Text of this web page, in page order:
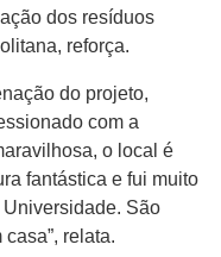
dos resíduos
reforça.
do projeto,
com a
o local é
fantástica e fui muito
São
relata.